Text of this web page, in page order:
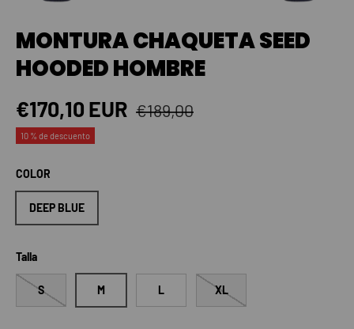
MONTURA CHAQUETA SEED
HOODED HOMBRE
Precio de venta
€170,10 EUR Precio normal
€189,00
10 % de descuento
COLOR
DEEP BLUE
Talla
S M L XL